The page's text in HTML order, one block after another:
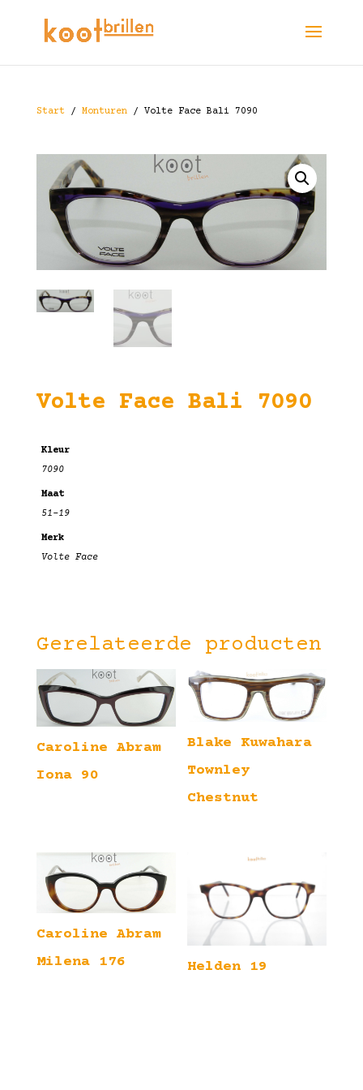
Start/ Monturen/ Volte Face Bali 7090
Volte Face Bali 7090
Kleur
7090
Maat
51-19
Merk
Volte Face
Gerelateerde producten
Caroline Abram
Iona 90
Blake Kuwahara
Townley
Chestnut
Caroline Abram
Milena 176
Helden 19